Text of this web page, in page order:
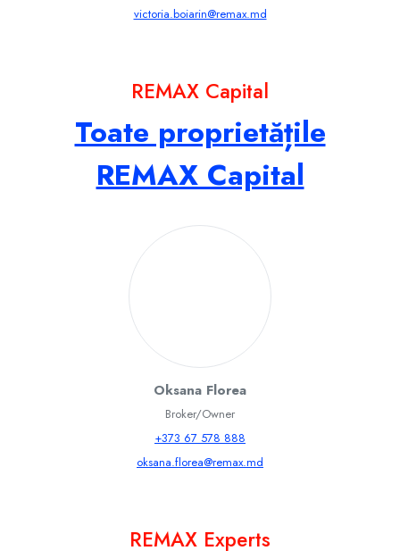
victoria.boiarin@remax.md
REMAX Capital
Toate proprietățile
REMAX Capital
Oksana Florea
Broker/Owner
+373 67 578 888
oksana.florea@remax.md
REMAX Experts